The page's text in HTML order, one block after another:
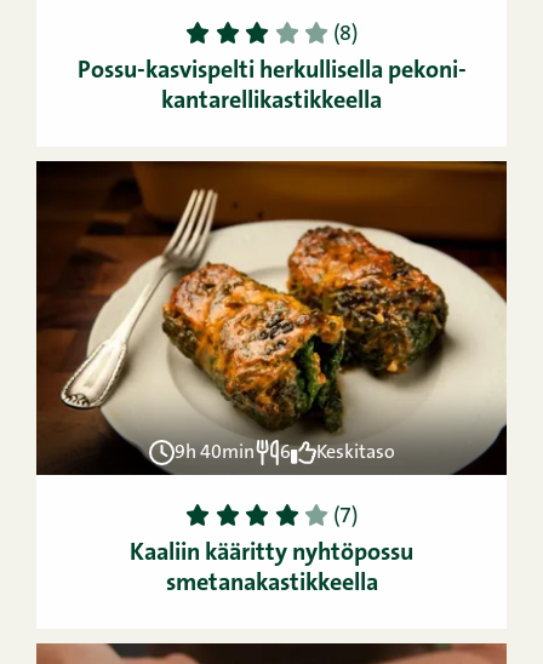
1 2 3 4 5 (8)
Possu-kasvispelti herkullisella pekoni-
kantarellikastikkeella
9h 40min 6 Keskitaso
1 2 3 4 5 (7)
Kaaliin kääritty nyhtöpossu
smetanakastikkeella